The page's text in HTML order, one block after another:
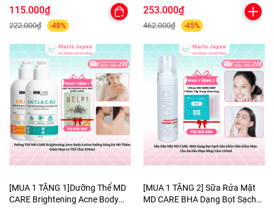
115.000₫
222.000₫ -48%
Exfoliating Body Wash 200ml-
TẶNG 1 MẶT NẠ BERGAMO
HELP JARY
253.000₫
462.000₫ -45%
[MUA 1 TẶNG 1]Dưỡng Thể MD
CARE Brightening Acne Body
[MUA 1 TẶNG 2] Sữa Rửa Mặt
MD CARE BHA Dạng Bọt Sạch